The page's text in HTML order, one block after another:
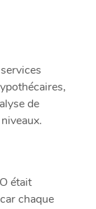
de
était
chaque